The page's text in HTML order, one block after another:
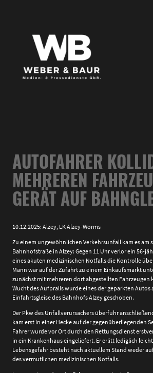
AUTOFAHRER
MEHREREN
GERÄT AUF
10.12.2025: Alzey, LK Alzey-Worms
Zu einem ungewöhnlichen Verkehrsunfall kam es am
Bahnhofstraße in Alzey: Gegen 11 Uhr verlor ein 56-
eines akuten medizinischen Notfalls die Kontrolle
Mann war auf der Zufahrt zu einem Einkaufsmarkt
zunächst mit mehreren dort abgestellten Fahrzeugen
Wucht des Aufpralls wurde eines der geparkten Autos
Einfahrtsgleise des Bahnhofs Alzey geschoben.
Der Pkw des Unfallverursachers überfuhr
kam erst in einer Hecke auf der gegenüberliegenden
Fahrer wurde vor Ort durch den Rettungsdienst
in ein Krankenhaus eingeliefert. Er erlitt lediglich
Lebensgefahr besteht nach aktuellem Stand weder
des vermutlichen medizinischen Notfalls.